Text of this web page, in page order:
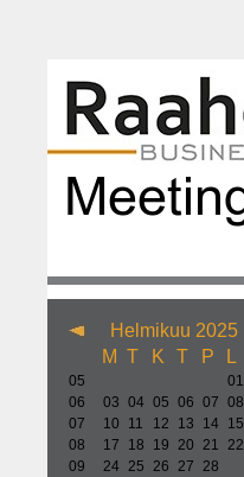
Helmikuu 2025
M T K T P L
05 01
06
03 04 05 06 07 08
07
10 11 12 13 14 15
08
17 18 19 20 21 22
09
24 25 26 27 28